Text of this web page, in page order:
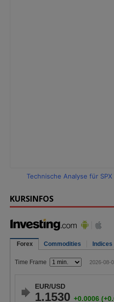
Technische Analyse für SPX
KURSINFOS